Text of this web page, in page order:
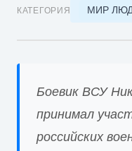
КАТЕГОРИЯ МИР
Боевик ВСУ
принимал
российских